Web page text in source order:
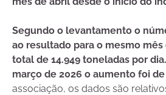
Segundo o levantamento o
ao resultado para o mesmo mês
total de 14.949 toneladas por
março de 2026 o aumento foi de
associação, os dados são